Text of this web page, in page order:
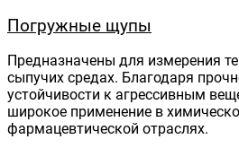
Погружные щупы
Предназначены для измерения
сыпучих средах. Благодаря
устойчивости к агрессивным
широкое применение в
фармацевтической отраслях.